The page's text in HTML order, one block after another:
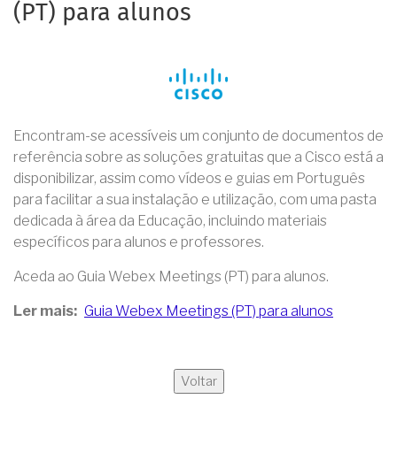
(PT) para alunos
Encontram-se acessíveis um conjunto de documentos de
referência sobre as soluções gratuitas que a Cisco está a
disponibilizar, assim como vídeos e guias em Português
para facilitar a sua instalação e utilização, com uma pasta
dedicada à área da Educação, incluindo materiais
específicos para alunos e professores.
Aceda ao Guia Webex Meetings (PT) para alunos.
Ler mais Guia Webex Meetings (PT) para alunos
Voltar